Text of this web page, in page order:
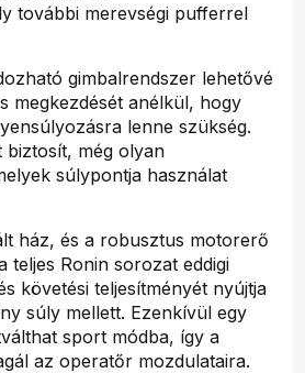
további merevségi pufferrel
gimbalrendszer lehetővé
megkezdését anélkül, hogy
lenne szükség.
biztosít, még olyan
súlypontja használat
ház, és a robusztus motorerő
teljes Ronin sorozat eddigi
követési teljesítményét nyújtja
súly mellett. Ezenkívül egy
sport módba, így a
az operatőr mozdulataira.